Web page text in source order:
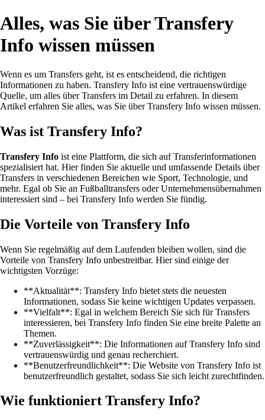
Alles, was Sie über Transfery
Info wissen müssen
Wenn es um Transfers geht, ist es entscheidend, die richtigen
Informationen zu haben. Transfery Info ist eine vertrauenswürdige
Quelle, um alles über Transfers im Detail zu erfahren. In diesem
Artikel erfahren Sie alles, was Sie über Transfery Info wissen müssen.
Was ist Transfery Info?
Transfery Info ist eine Plattform, die sich auf Transferinformationen
spezialisiert hat. Hier finden Sie aktuelle und umfassende Details über
Transfers in verschiedenen Bereichen wie Sport, Technologie, und
mehr. Egal ob Sie an Fußballtransfers oder Unternehmensübernahmen
interessiert sind – bei Transfery Info werden Sie fündig.
Die Vorteile von Transfery Info
Wenn Sie regelmäßig auf dem Laufenden bleiben wollen, sind die
Vorteile von Transfery Info unbestreitbar. Hier sind einige der
wichtigsten Vorzüge:
**Aktualität**: Transfery Info bietet stets die neuesten
Informationen, sodass Sie keine wichtigen Updates verpassen.
**Vielfalt**: Egal in welchem Bereich Sie sich für Transfers
interessieren, bei Transfery Info finden Sie eine breite Palette an
Themen.
**Zuverlässigkeit**: Die Informationen auf Transfery Info sind
vertrauenswürdig und genau recherchiert.
**Benutzerfreundlichkeit**: Die Website von Transfery Info ist
benutzerfreundlich gestaltet, sodass Sie sich leicht zurechtfinden.
Wie funktioniert Transfery Info?